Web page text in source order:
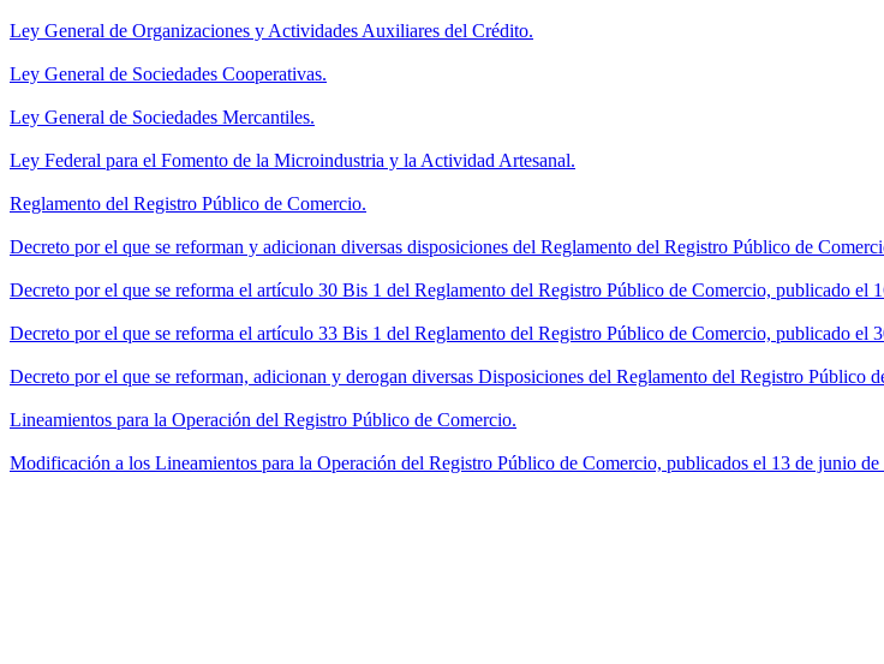
Ley General de Organizaciones y Actividades Auxiliares del Crédito.
Ley General de Sociedades Cooperativas.
Ley General de Sociedades Mercantiles.
Ley Federal para el Fomento de la Microindustria y la Actividad Artesanal.
Reglamento del Registro Público de Comercio.
Decreto por el que se reforman y adicionan diversas disposiciones del Reglamento del Registro Público de
Decreto por el que se reforma el artículo 30 Bis 1 del Reglamento del Registro Público de Comercio, publicado el
Decreto por el que se reforma el artículo 33 Bis 1 del Reglamento del Registro Público de Comercio, publicado el
Decreto por el que se reforman, adicionan y derogan diversas Disposiciones del Reglamento del Registro
Lineamientos para la Operación del Registro Público de Comercio.
Modificación a los Lineamientos para la Operación del Registro Público de Comercio, publicados el 13 de junio